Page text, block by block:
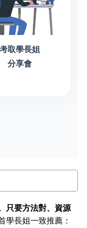
考取學長姐
分享會
只要方法對、資源
學長姐一致推薦：